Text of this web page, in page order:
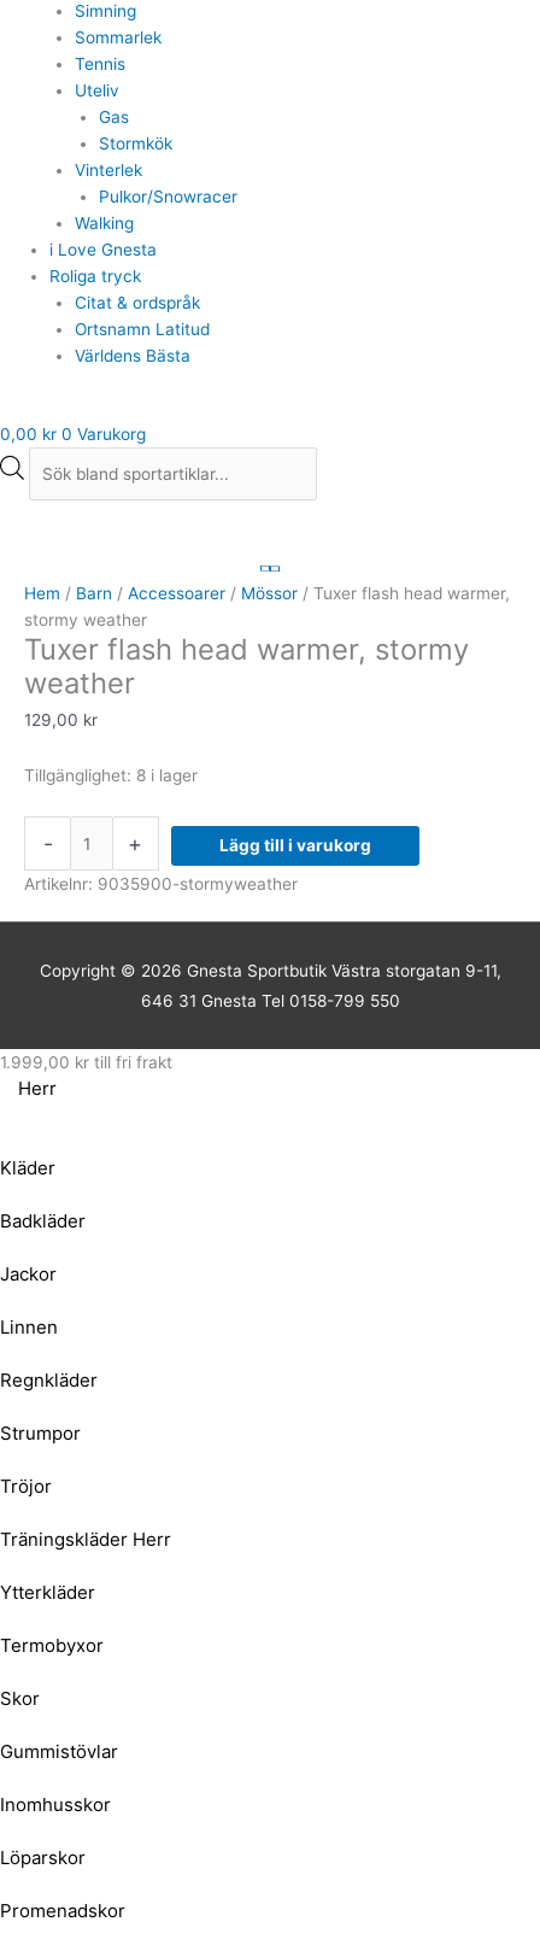
Simning
Sommarlek
Tennis
Uteliv
Gas
Stormkök
Vinterlek
Pulkor/Snowracer
Walking
i Love Gnesta
Roliga tryck
Citat & ordspråk
Ortsnamn Latitud
Världens Bästa
0,00 kr 0 Varukorg
Hem / Barn / Accessoarer / Mössor / Tuxer flash head warmer,
stormy weather
Tuxer flash head warmer, stormy
weather
129,00 kr
Tillgänglighet: 8 i lager
-
head
warmer,
stormy
weather
mängd
+ Lägg till i varukorg
Artikelnr: 9035900-stormyweather
Copyright © 2026 Gnesta SportbutikVästra storgatan 9-11,
646 31 Gnesta Tel 0158-799 550
1.999,00 kr till fri frakt
Herr
Kläder
Badkläder
Jackor
Linnen
Regnkläder
Strumpor
Tröjor
Träningskläder Herr
Ytterkläder
Termobyxor
Skor
Gummistövlar
Inomhusskor
Löparskor
Promenadskor